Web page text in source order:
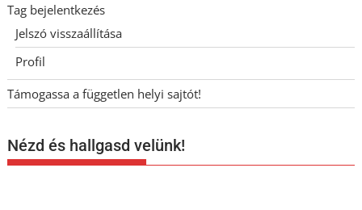
Tag bejelentkezés
Jelszó visszaállítása
Profil
Támogassa a független helyi sajtót!
Nézd és hallgasd velünk!